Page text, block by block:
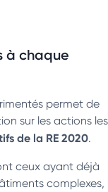
à chaque
permet de
sur les actions les
de la RE 2020.
ceux ayant déjà
complexes,